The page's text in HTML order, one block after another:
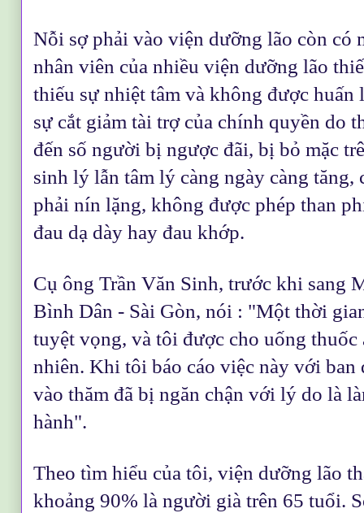
Nỗi sợ phải vào viện dưỡng lão còn có
nhân viên của nhiều viện dưỡng lão
thiếu sự nhiệt tâm và không được
sự cắt giảm tài trợ của chính quyền do
đến số người bị ngược đãi, bị bỏ mặc
sinh lý lẫn tâm lý càng ngày càng tăng,
phải nín lặng, không được phép than
đau dạ dày hay đau khớp.
Cụ ông Trần Văn Sinh, trước khi sang
Bình Dân - Sài Gòn, nói : "Một thời
tuyệt vọng, và tôi được cho uống thuốc
nhiên. Khi tôi báo cáo việc này với
vào thăm đã bị ngăn chận với lý do là
hành".
Theo tìm hiểu của tôi, viện dưỡng lão
khoảng 90% là người già trên 65 tuổi.